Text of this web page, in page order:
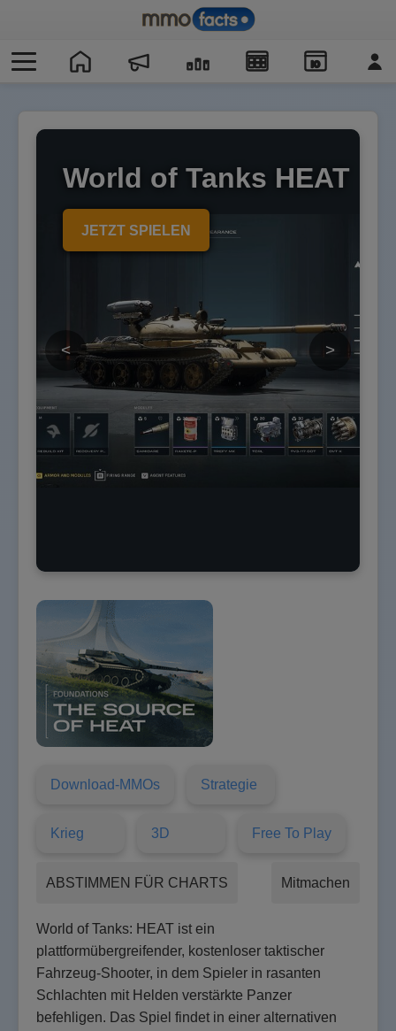
IO
World of Tanks HEAT
JETZT SPIELEN
< >
Download-MMOs Strategie
Krieg 3D Free To Play
ABSTIMMEN FÜR CHARTS Mitmachen
World of Tanks: HEAT ist ein
plattformübergreifender, kostenloser taktischer
Fahrzeug-Shooter, in dem Spieler in rasanten
Schlachten mit Helden verstärkte Panzer
befehligen. Das Spiel findet in einer alternativen